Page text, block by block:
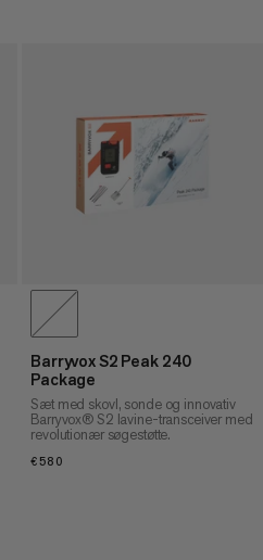
Barryvox S2 Peak 240
Package
Sæt med skovl, sonde og innovativ
Barryvox® S2 lavine-transceiver med
revolutionær søgestøtte.
€580